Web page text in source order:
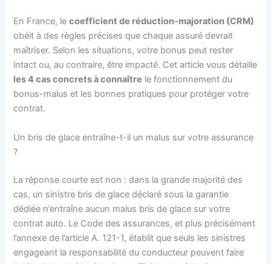
En France, lecoefficient de réduction-majoration (CRM)
obéit à des règles précises que chaque assuré devrait
maîtriser. Selon les situations, votre bonus peut rester
intact ou, au contraire, être impacté. Cet article vous détaille
les 4 cas concrets à connaître le fonctionnement du
bonus-malus et les bonnes pratiques pour protéger votre
contrat.
Un bris de glace entraîne-t-il un malus sur votre assurance
?
La réponse courte est non : dans la grande majorité des
cas, un sinistre bris de glace déclaré sous la garantie
dédiée n’entraîne aucun malus bris de glace sur votre
contrat auto. Le Code des assurances, et plus précisément
l’annexe de l’article A. 121-1, établit que seuls les sinistres
engageant la responsabilité du conducteur peuvent faire